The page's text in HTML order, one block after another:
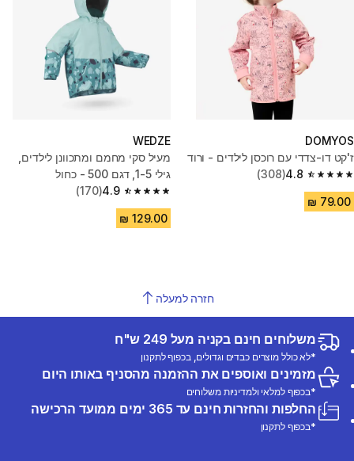
DOMYOS
ז'קט דו-צדדי עם רוכסן לילדים - ורוד
4.8
4.8 out of 5 stars from 308 reviews
(308)
WEDZE
מעיל סקי מחמם ומתכוונן לילדים,
גילי 1-5, דגם 500 - כחול
4.9
4.9 out of 5 stars from 170 reviews
(170)
חזרה למעלה
משלוחים חינם בקניה מעל 249 ש"ח
*לא כולל מוצרים כבדים וגדולים, בכפוף לתקנון
מזמינים ואוספים את ההזמנה מהסניף באותו היום
*בכפוף למלאי ולמדיניות משלוחים
החלפות והחזרות חינם עד 365 ימים ממועד הרכישה
*בכפוף לתקנון